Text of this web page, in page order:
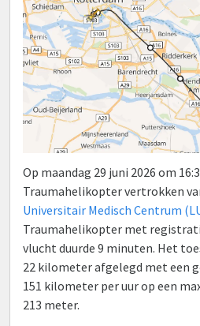
Op maandag 29 juni 2026 om
Traumahelikopter vertrokken
Universitair Medisch Centrum
Traumahelikopter met
vlucht duurde 9 minuten. Het
22 kilometer afgelegd met een
151 kilometer per uur op een
213 meter.